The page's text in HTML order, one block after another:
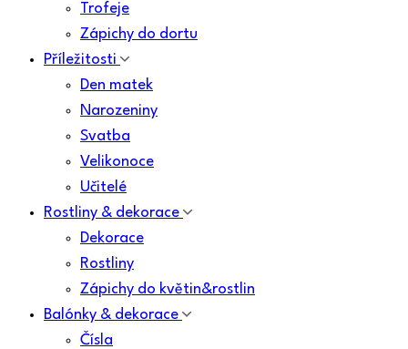
Trofeje
Zápichy do dortu
Příležitosti
Den matek
Narozeniny
Svatba
Velikonoce
Učitelé
Rostliny & dekorace
Dekorace
Rostliny
Zápichy do květin&rostlin
Balónky & dekorace
Čísla